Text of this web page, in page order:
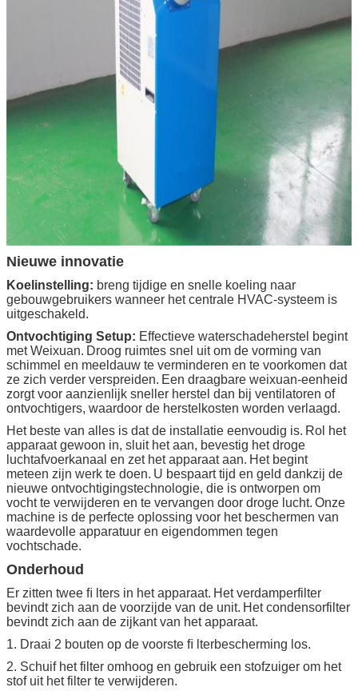
Nieuwe innovatie
Koelinstelling: breng tijdige en snelle koeling naar
gebouwgebruikers wanneer het centrale HVAC-systeem is
uitgeschakeld.
Ontvochtiging Setup: Effectieve waterschadeherstel begint
met Weixuan. Droog ruimtes snel uit om de vorming van
schimmel en meeldauw te verminderen en te voorkomen dat
ze zich verder verspreiden. Een draagbare weixuan-eenheid
zorgt voor aanzienlijk sneller herstel dan bij ventilatoren of
ontvochtigers, waardoor de herstelkosten worden verlaagd.
Het beste van alles is dat de installatie eenvoudig is. Rol het
apparaat gewoon in, sluit het aan, bevestig het droge
luchtafvoerkanaal en zet het apparaat aan. Het begint
meteen zijn werk te doen. U bespaart tijd en geld dankzij de
nieuwe ontvochtigingstechnologie, die is ontworpen om
vocht te verwijderen en te vervangen door droge lucht. Onze
machine is de perfecte oplossing voor het beschermen van
waardevolle apparatuur en eigendommen tegen
vochtschade.
Onderhoud
Er zitten twee ﬁ lters in het apparaat. Het verdamperfilter
bevindt zich aan de voorzijde van de unit. Het condensorfilter
bevindt zich aan de zijkant van het apparaat.
1. Draai 2 bouten op de voorste ﬁ lterbescherming los.
2. Schuif het filter omhoog en gebruik een stofzuiger om het
stof uit het filter te verwijderen.